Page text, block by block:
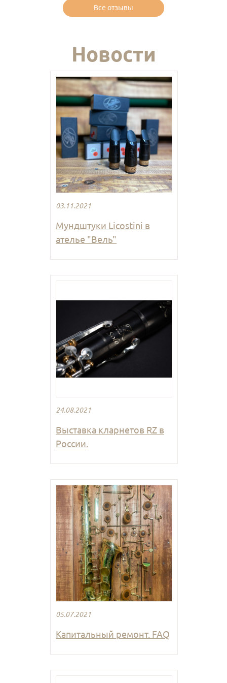
Все отзывы
Новости
03.11.2021
Мундштуки Licostini в
ателье "Вель"
24.08.2021
Выставка кларнетов RZ в
России.
05.07.2021
Капитальный ремонт. FAQ